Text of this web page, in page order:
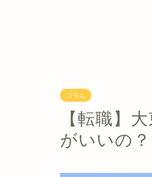
コラム
【転職】
がいいの？